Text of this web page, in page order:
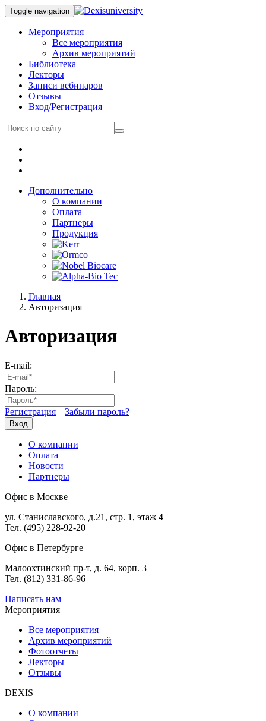
Toggle navigation
Мероприятия
Все мероприятия
Архив мероприятий
Библиотека
Лекторы
Записи вебинаров
Отзывы
Вход/Регистрация
Дополнительно
О компании
Оплата
Партнеры
Продукция
Главная
Авторизация
Авторизация
E-mail:
Пароль:
Регистрация Забыли пароль?
Вход
О компании
Оплата
Новости
Партнеры
Офис в Москве
ул. Станиславского, д.21, стр. 1, этаж 4
Тел. (495) 228-92-20
Офис в Петербурге
Малоохтинский пр-т, д. 64, корп. 3
Тел. (812) 331-86-96
Написать нам
Мероприятия
Все мероприятия
Архив мероприятий
Фотоотчеты
Лекторы
Отзывы
DEXIS
О компании